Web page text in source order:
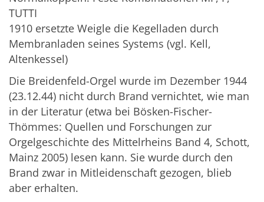
TUTTI
1910 ersetzte Weigle die Kegelladen durch
Membranladen seines Systems (vgl. Kell,
Altenkessel)
Die Breidenfeld-Orgel wurde im Dezember 1944
(23.12.44) nicht durch Brand vernichtet, wie man
in der Literatur (etwa bei Bösken-Fischer-
Thömmes: Quellen und Forschungen zur
Orgelgeschichte des Mittelrheins Band 4, Schott,
Mainz 2005) lesen kann. Sie wurde durch den
Brand zwar in Mitleidenschaft gezogen, blieb
aber erhalten.